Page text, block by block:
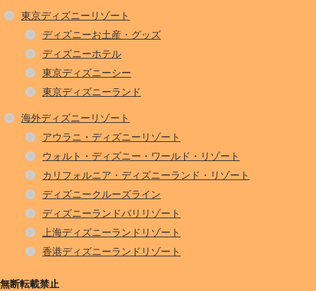
東京ディズニーリゾート
ディズニーお土産・グッズ
ディズニーホテル
東京ディズニーシー
東京ディズニーランド
海外ディズニーリゾート
アウラニ・ディズニーリゾート
ウォルト・ディズニー・ワールド・リゾート
カリフォルニア・ディズニーランド・リゾート
ディズニークルーズライン
ディズニーランドパリリゾート
上海ディズニーランドリゾート
香港ディズニーランドリゾート
無断転載禁止